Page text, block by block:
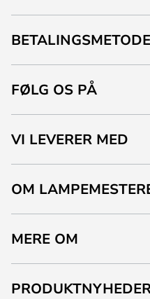
FØLG OS PÅ
VI LEVERER MED
OM
MERE OM